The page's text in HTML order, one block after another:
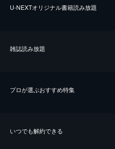
U-NEXTオリジナル書籍読み放題
雑誌読み放題
プロが選ぶおすすめ特集
いつでも解約できる